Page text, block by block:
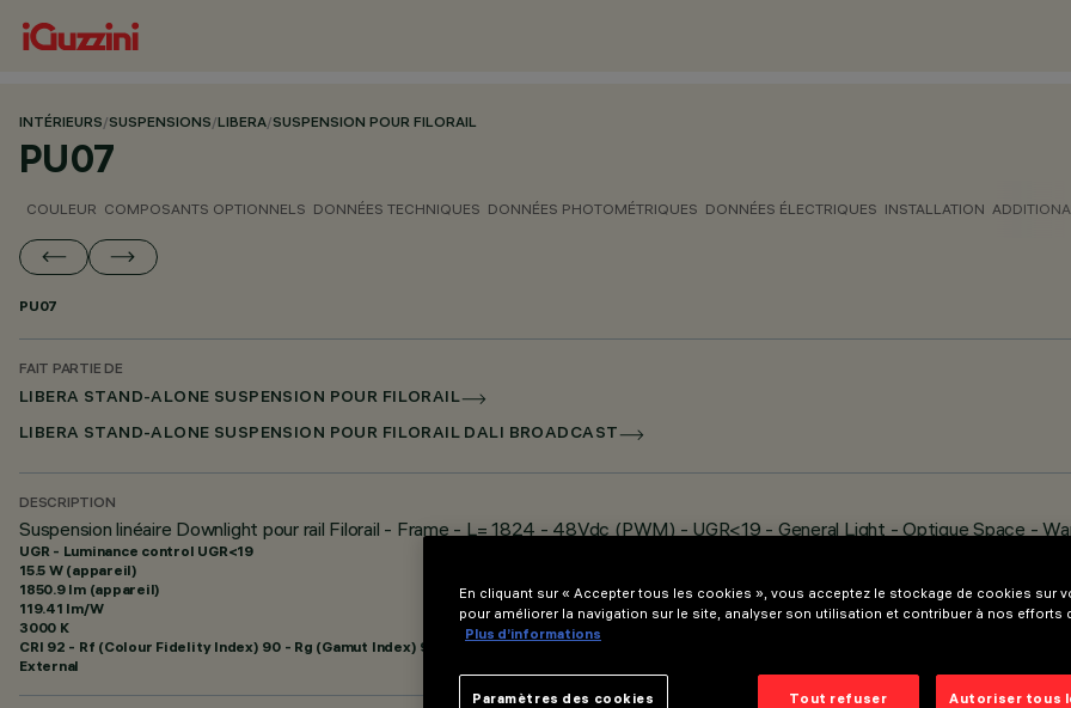
INTÉRIEURS/SUSPENSIONS/LIBERA/SUSPENSION POUR FILORAIL
PU07
COULEUR COMPOSANTS OPTIONNELS DONNÉES TECHNIQUES DONNÉES PHOTOMÉTRIQUES DONNÉES ÉLECTRIQUES INSTALLATION
PU07
FAIT PARTIE DE
LIBERA STAND-ALONE SUSPENSION POUR FILORAIL
LIBERA STAND-ALONE SUSPENSION POUR FILORAIL DALI BROADCAST
DESCRIPTION
Suspension linéaire Downlight pour rail Filorail - Frame - L= 1824 - 48Vdc (PWM) - UGR<19 - General Light - Optique Space -
UGR - Luminance control UGR<19
15.5 W (appareil)
1850.9 lm (appareil)
119.41 lm/W
3000 K
CRI 92 - Rf (Colour Fidelity Index) 90 - Rg (Gamut Index) 96
External
En cliquant sur « Accepter tous les cookies », vous acceptez le stockage de cookies sur
pour améliorer la navigation sur le site, analyser son utilisation et contribuer à nos efforts
Plus d’informations
Tout refuser Autoriser tous
Paramètres des cookies